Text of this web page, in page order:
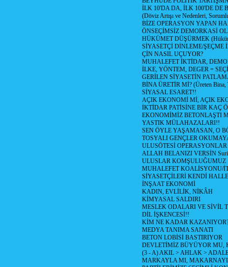
İLK 10'DA DA, İLK 100'DE DE
(Döviz Artışı ve Nedenleri,
BİZE OPERASYON YAPAN
ÖNSEÇİMSİZ DEMORKASİ
HÜKÜMET DÜŞÜRMEK
SİYASETÇİ DİNLEME/ŞEÇME
ÇİN NASIL UÇUYOR?
MUHALEFET İKTİDAR,
İLKE, YÖNTEM, DEGER =
GERİLEN SİYASETİN
BİNA ÜRETİR Mİ? (Üreten Bina,
SİYASAL ESARET!!
AÇIK EKONOMİ Mİ, AÇIK
İKTİDAR PATİSİNE BİR KAÇ
EKONOMİMİZ BETONLAŞTI
YASTIK MÜLAHAZALARI!!
SEN ÖYLE YAŞAMASAN, O
TOSYALI GENÇLER
ULUSÖTESİ OPERASYONLAR
ALLAH BELANIZI VERSİN
ULUSLAR KOMŞULUĞUMUZ
MUHALEFET KOALİSYONU/
SİYASETÇİLERİ KENDİ
İNŞAAT EKONOMİ
KADIN, EVLİLİK, NİKÂH
KİMYASAL SALDIRI
MESLEK ODALARI VE SİVİL
DİL İŞKENCESİ!!
KİM NE KADAR
MEDYA TANIMA SANATI
BETON LOBİSİ BASTIRIYOR
DEVLETİMİZ BÜYÜYOR MU,
(3 - A) AKIL > AHLAK >
MARKAYLA MI,